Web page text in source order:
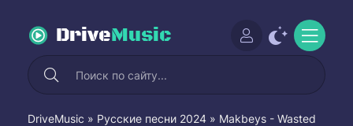
DriveMusic
DriveMusic » Русские песни 2024 » Makbeys - Wasted